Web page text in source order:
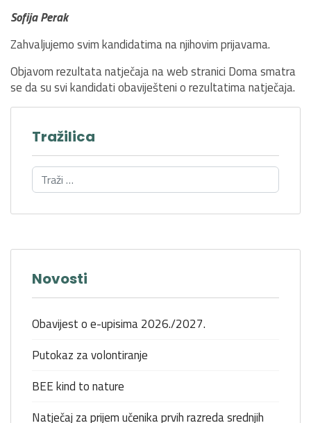
Sofija Perak
Zahvaljujemo svim kandidatima na njihovim prijavama.
Objavom rezultata natječaja na web stranici Doma smatra
se da su svi kandidati obaviješteni o rezultatima natječaja.
Tražilica
Novosti
Obavijest o e-upisima 2026./2027.
Putokaz za volontiranje
BEE kind to nature
Natječaj za prijem učenika prvih razreda srednjih